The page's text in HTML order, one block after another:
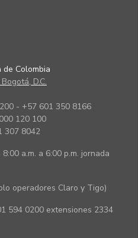
Colombia
D.C.
- +57 601 350 8166
120 100
307 8042
a.m. a 6:00 p.m. jornada
operadores Claro y Tigo)
594 0200 extensiones 2334